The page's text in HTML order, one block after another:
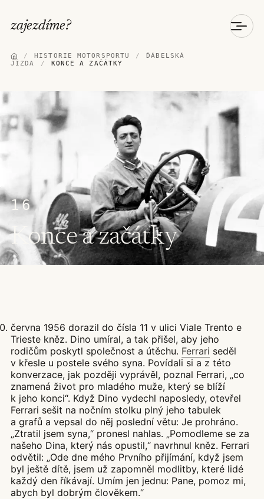
zajezdíme?
/ HISTORIE MOTORSPORTU /
ĎÁBELSKÁ
JÍZDA
/ KONCE A ZAČÁTKY
16
Konce a začátky
června 1956 dorazil do čísla 11 v ulici Viale Trento e
Trieste kněz. Dino umíral, a tak přišel, aby jeho
rodičům poskytl společnost a útěchu. Ferrari seděl
v křesle u postele svého syna. Povídali si a z této
konverzace, jak později vyprávěl, poznal Ferrari, „co
znamená život pro mladého muže, který se blíží
k jeho konci“. Když Dino vydechl naposledy, otevřel
Ferrari sešit na nočním stolku plný jeho tabulek
a grafů a vepsal do něj poslední větu: Je prohráno.
„Ztratil jsem syna,“ pronesl nahlas. „Pomodleme se za
našeho Dina, který nás opustil,“ navrhnul kněz. Ferrari
odvětil: „Ode dne mého Prvního přijímání, když jsem
byl ještě dítě, jsem už zapomněl modlitby, které lidé
každý den říkávají. Umím jen jednu: Pane, pomoz mi,
abych byl dobrým člověkem.“